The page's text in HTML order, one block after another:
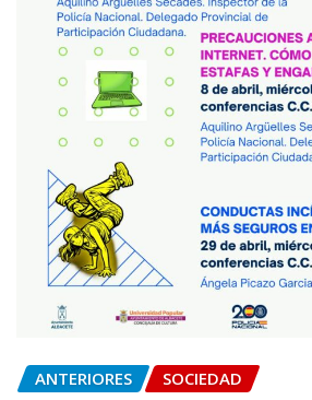
ANTERIORES SOCIEDAD